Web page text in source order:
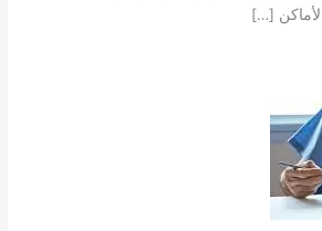
[…]